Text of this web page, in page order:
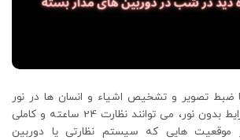
ضبط تصویر و تشخیص اشیاء و انسان ها در نور
بسیار کم و یا حتی شرایط بدون نور، می توانند نظارت 24 ساعته و کاملی
موقعیت هایی که سیستم نظارتی یا دوربین